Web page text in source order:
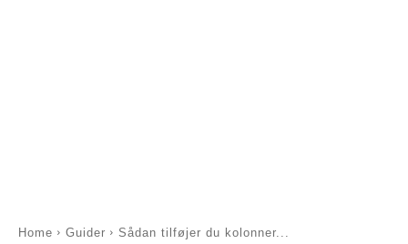
Home Guider Sådan tilføjer du kolonner...